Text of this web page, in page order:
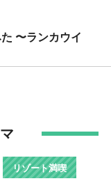
〜ランカウイ
リゾート満喫